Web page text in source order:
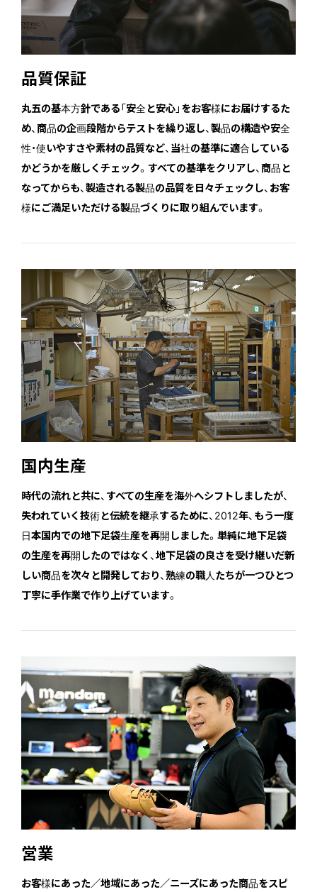
品質保証
丸五の基本方針である「安全と安心」をお客様にお届けするた
め、商品の企画段階からテストを繰り返し、製品の構造や安全
性・使いやすさや素材の品質など、当社の基準に適合している
かどうかを厳しくチェック。すべての基準をクリアし、商品と
なってからも、製造される製品の品質を日々チェックし、お客
様にご満足いただける製品づくりに取り組んでいます。
国内生産
時代の流れと共に、すべての生産を海外へシフトしましたが、
失われていく技術と伝統を継承するために、2012年、もう一度
日本国内での地下足袋生産を再開しました。単純に地下足袋
の生産を再開したのではなく、地下足袋の良さを受け継いだ新
しい商品を次々と開発しており、熟練の職人たちが一つひとつ
丁寧に手作業で作り上げています。
営業
お客様にあった／地域にあった／ニーズにあった商品をスピ